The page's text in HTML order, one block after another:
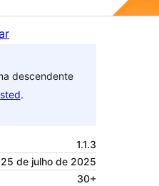
descendente
.
1.1.3
25 de julho de 2025
30+